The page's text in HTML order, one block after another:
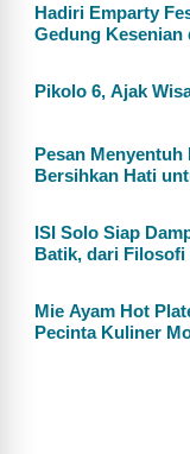
Hadiri Emparty
Gedung Kesenian
Pikolo 6, Ajak
Pesan
Bersihkan Hati
ISI Solo Siap
Batik, dari
Mie Ayam Hot
Pecinta Kuliner